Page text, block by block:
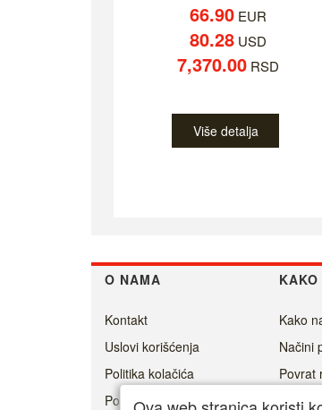
66.90EUR
80.28USD
7,370.00RSD
Više detalja
O NAMA
Kontakt
Uslovi korišćenja
Politika kolačića
Politika privatnosti
Kako
Načini
Povrat